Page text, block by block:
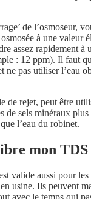
de l’osmoseur,
osmosée à une valeur
assez rapidement à
: 12 ppm). Il faut
ne pas utiliser l’eau
de rejet, peut être
de sels minéraux
l’eau du robinet.
mon
valide aussi pour
usine. Ils peuvent
avec le temps qui